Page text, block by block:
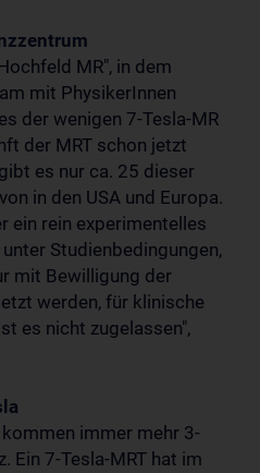
MR", in dem
mit PhysikerInnen
der wenigen 7-Tesla-MR
der MRT schon jetzt
es nur ca. 25 dieser
in den USA und Europa.
ein rein experimentelles
Studienbedingungen,
mit Bewilligung der
werden, für klinische
es nicht zugelassen",
immer mehr 3-
Ein 7-Tesla-MRT hat im